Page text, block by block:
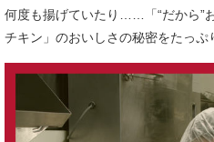
何度も揚げていたり……「“だから”
チキン」のおいしさの秘密をたっぷ